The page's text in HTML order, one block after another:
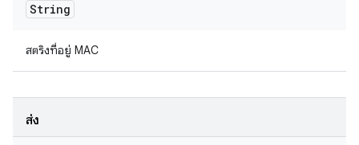
String
สตริงที่อยู่ MAC
ส่ง